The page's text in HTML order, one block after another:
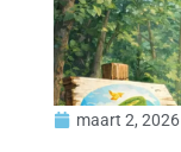
maart 2, 2026